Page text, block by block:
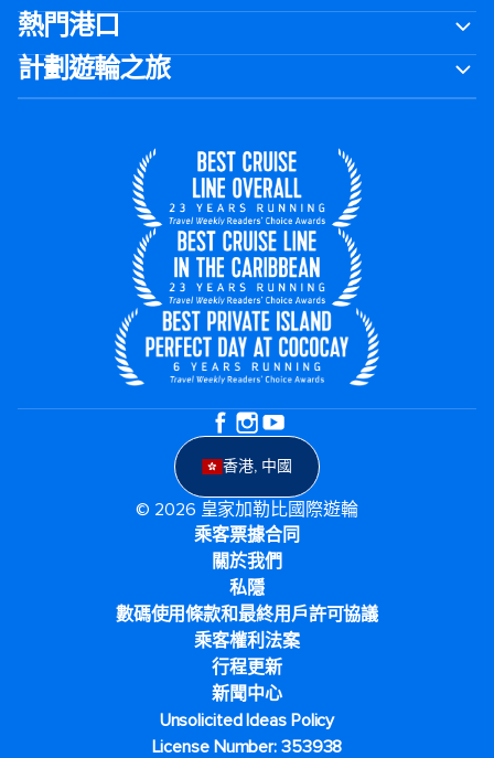
熱門港口
計劃遊輪之旅
香港, 中國
© 2026 皇家加勒比國際遊輪
乘客票據合同
關於我們
私隱
數碼使用條款和最終用戶許可協議
乘客權利法案
行程更新
新聞中心
Unsolicited Ideas Policy
License Number: 353938